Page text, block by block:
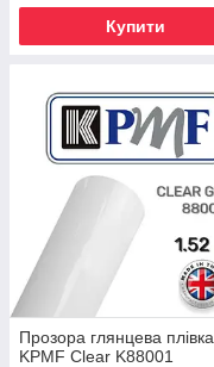
Купити
Прозора глянцева плівка
KPMF Clear K88001